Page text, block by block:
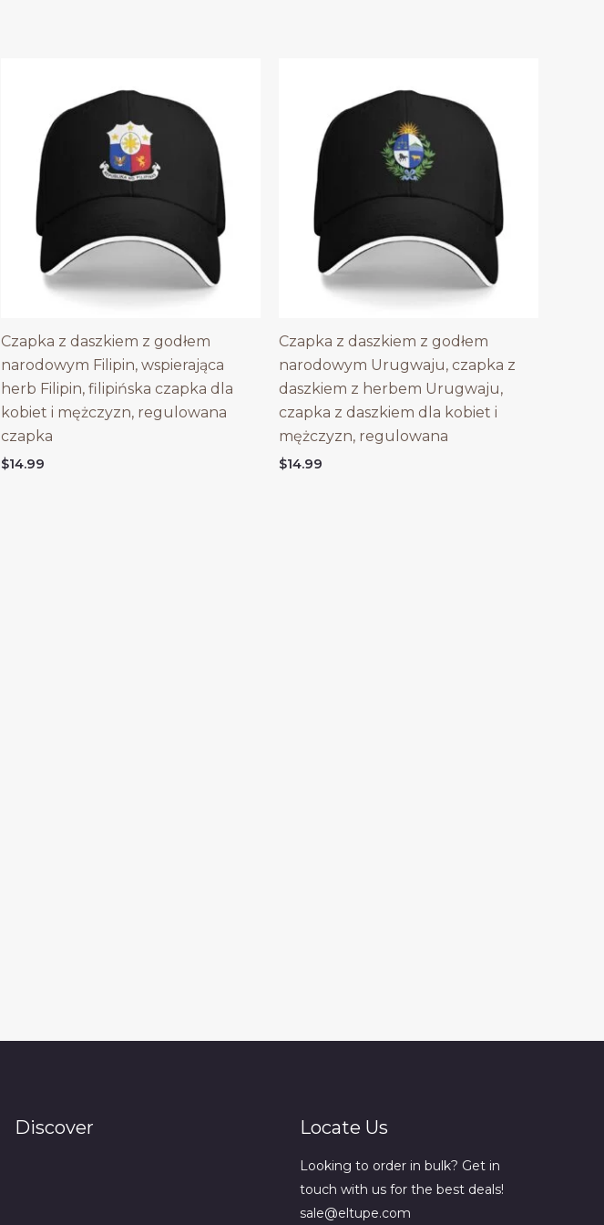
Czapka z daszkiem z godłem
narodowym Filipin, wspierająca
herb Filipin, filipińska czapka dla
kobiet i mężczyzn, regulowana
czapka
$14.99
Czapka z daszkiem z godłem
narodowym Urugwaju, czapka z
daszkiem z herbem Urugwaju,
czapka z daszkiem dla kobiet i
mężczyzn, regulowana
$14.99
Discover Locate Us
Looking to order in bulk? Get in
touch with us for the best deals!
sale@eltupe.com